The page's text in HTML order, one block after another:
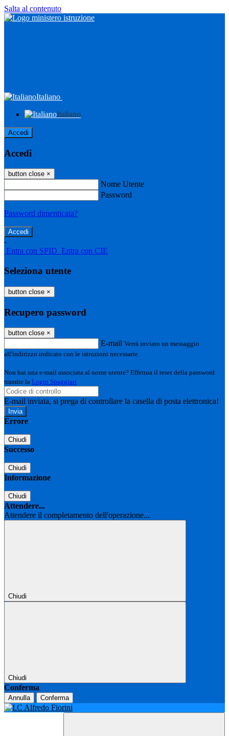
Salta al contenuto
Italiano
Italiano
Accedi
Accedi
button close ×
Nome Utente
Password
Password dimenticata?
-
Entra con SPID Entra con CIE
Seleziona utente
button close ×
Recupero password
button close ×
E-mail Verrà inviato un messaggio
all'indirizzo indicato con le istruzioni necessarie.
Non hai una e-mail associata al nome utente? Effettua il reset della password
tramite la Login Spaggiari
E-mail inviata, si prega di controllare la casella di posta elettronica!
Errore
Chiudi
Successo
Chiudi
Informazione
Chiudi
Attendere...
Attendere il completamento dell'operazione...
Chiudi
Chiudi
Conferma
Annulla Conferma